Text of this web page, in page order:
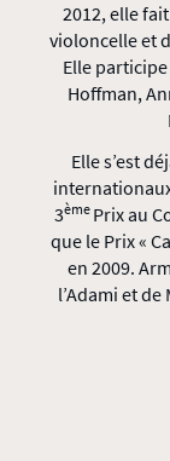
2012, elle
violoncelle et
Elle
Hoffman,
Elle s’est
3ème Prix au
que le Prix «
en 2009.
l’Adami et